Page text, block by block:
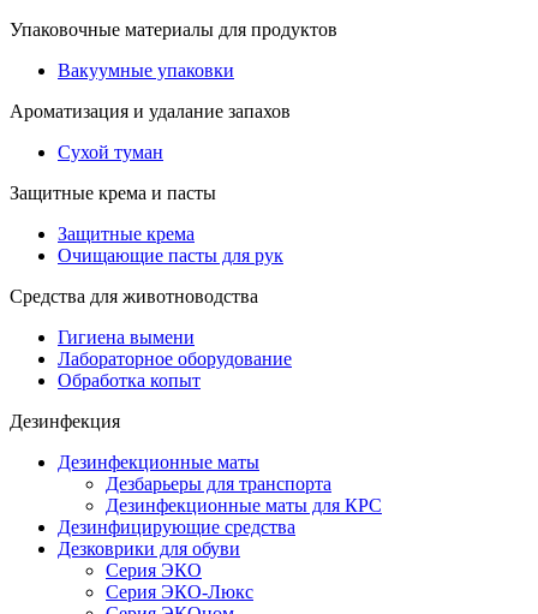
Упаковочные материалы для продуктов
Вакуумные упаковки
Ароматизация и удалание запахов
Сухой туман
Защитные крема и пасты
Защитные крема
Очищающие пасты для рук
Средства для животноводства
Гигиена вымени
Лабораторное оборудование
Обработка копыт
Дезинфекция
Дезинфекционные маты
Дезбарьеры для транспорта
Дезинфекционные маты для КРС
Дезинфицирующие средства
Дезковрики для обуви
Серия ЭКО
Серия ЭКО-Люкс